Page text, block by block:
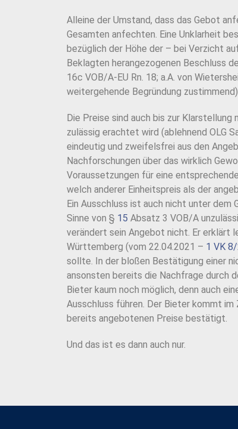
Alleine der Umstand, dass das Gebot
Gesamten anfechten. Eine Unklarheit
bezüglich der Höhe der – bei Verzicht
Beklagten herangezogenen Beschluss
16c VOB/A-EU Rn. 18; a.A. von
weitergehende Begründung
Die Preise sind auch bis zur
zulässig erachtet wird (ablehnend OLG
eindeutig und zweifelsfrei aus den
Nachforschungen über das wirklich
Voraussetzungen für eine
welch anderer Einheitspreis als der
Ein Ausschluss ist auch nicht unter
Sinne von § 15 Absatz 3 VOB/A
verändert sein Angebot nicht. Er erklärt
Württemberg (vom 22.04.2021 – 1 VK
sollte. In der bloßen Bestätigung einer
ansonsten bereits die Nachfrage durch
Bieter kaum noch möglich, denn auch
Ausschluss führen. Der Bieter kommt
bereits angebotenen Preise bestätigt.
Und das ist es dann auch nur.